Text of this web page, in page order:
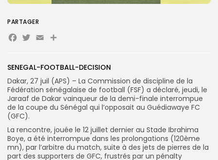
Search
for:
SENEGAL-FOOTBALL-DECISION
Dakar, 27 juil (APS) – La Commission de discipline de la
Fédération sénégalaise de football (FSF) a déclaré, jeudi, le
Jaraaf de Dakar vainqueur de la demi-finale interrompue
de la coupe du Sénégal qui l’opposait au Guédiawaye FC
(GFC).
La rencontre, jouée le 12 juillet dernier au Stade Ibrahima
Boye, a été interrompue dans les prolongations (120ème
mn), par l’arbitre du match, suite à des jets de pierres de la
part des supporters de GFC, frustrés par un pénalty
PARTAGER
Facebook
Twitter
EmailPartager